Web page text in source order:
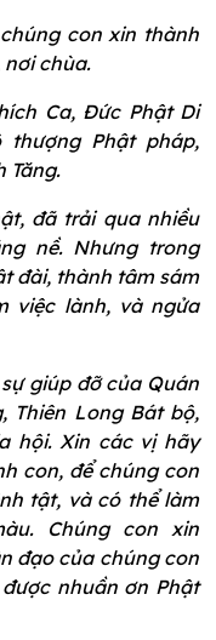
con xin thành
chùa.
Ca, Đức Phật Di
thượng Phật pháp,
Tăng.
đã trải qua nhiều
nề. Nhưng trong
đài, thành tâm sám
việc lành, và ngửa
giúp đỡ của Quán
Thiên Long Bát bộ,
hội. Xin các vị hãy
con, để chúng con
tật, và có thể làm
Chúng con xin
đạo của chúng con
nhuần ơn Phật